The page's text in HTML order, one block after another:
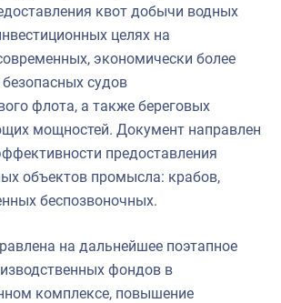
квот добычи водных
целях на
экономически более
судов
флота, а также береговых
мощностей. Документ направлен
предоставления
объектов промысла: крабов,
беспозвоночных.
на дальнейшее поэтапное
фондов в
комплексе, повышение